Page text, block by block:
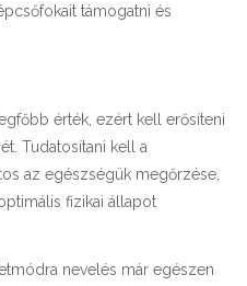
támogatni és
érték, ezért kell erősíteni
Tudatosítani kell a
az egészségük megőrzése,
fizikai állapot
nevelés már egészen